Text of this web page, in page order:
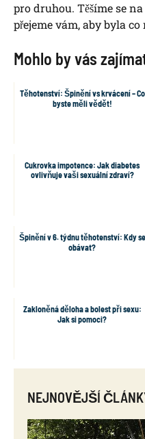
pro druhou. Těšíme se
přejeme vám, aby byla
Mohlo by vás
Těhotenství: Špinění vs krvácení – Co
byste měli vědět!
Cukrovka impotence: Jak diabetes
ovlivňuje vaši sexuální zdraví?
Špinění v 6. týdnu těhotenství: Kdy se
obávat?
Zakloněná děloha a bolest při sexu:
Jak si pomoci?
NEJNOVĚJŠÍ